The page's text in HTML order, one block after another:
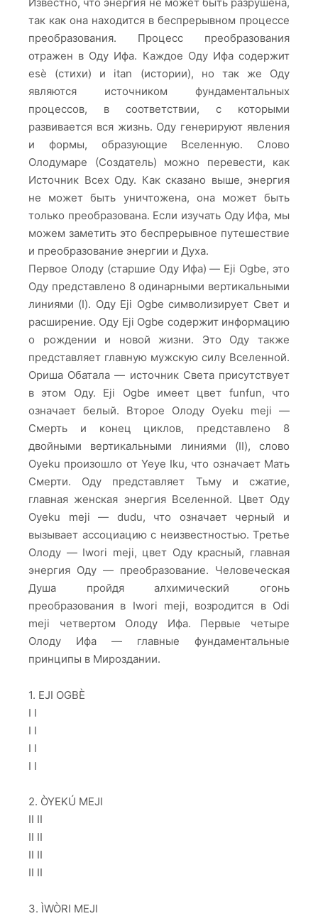
так как она находится в беспрерывном процессе
преобразования. Процесс преобразования
отражен в Оду Ифа. Каждое Оду Ифа содержит
esè (стихи) и itan (истории), но так же Оду
являются источником фундаментальных
процессов, в соответствии, с которыми
развивается вся жизнь. Оду генерируют явления
и формы, образующие Вселенную. Слово
Олодумаре (Создатель) можно перевести, как
Источник Всех Оду. Как сказано выше, энергия
не может быть уничтожена, она может быть
только преобразована. Если изучать Оду Ифа, мы
можем заметить это беспрерывное путешествие
и преобразование энергии и Духа.
Первое Олоду (старшие Оду Ифа) — Eji Ogbe, это
Оду представлено 8 одинарными вертикальными
линиями (I). Оду Eji Ogbe символизирует Свет и
расширение. Оду Eji Ogbe содержит информацию
о рождении и новой жизни. Это Оду также
представляет главную мужскую силу Вселенной.
Ориша Обатала — источник Света присутствует
в этом Оду. Eji Ogbe имеет цвет funfun, что
означает белый. Второе Олоду Oyeku meji —
Смерть и конец циклов, представлено 8
двойными вертикальными линиями (II), слово
Oyeku произошло от Yeye Iku, что означает Мать
Смерти. Оду представляет Тьму и сжатие,
главная женская энергия Вселенной. Цвет Оду
Oyeku meji — dudu, что означает черный и
вызывает ассоциацию с неизвестностью. Третье
Олоду — Iwori meji, цвет Оду красный, главная
энергия Оду — преобразование. Человеческая
Душа пройдя алхимический огонь
преобразования в Iwori meji, возродится в Odi
meji четвертом Олоду Ифа. Первые четыре
Олоду Ифа — главные фундаментальные
принципы в Мироздании.
1. EJI OGBÈ
I I
I I
I I
I I
2. ÒYEKÚ MEJI
II II
II II
II II
II II
3. ÌWÒRI MEJI